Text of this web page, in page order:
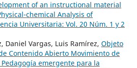
of an instructional material
chemical Analysis of
Universitaria: Vol. 20 Núm. 1 y 2
Daniel Vargas, Luis Ramírez, Objeto
Contenido Abierto Movimiento de
Pedagogía emergente para la